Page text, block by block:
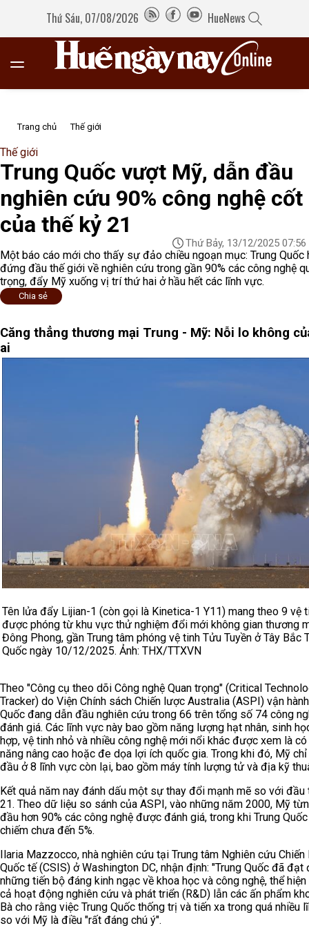
Thứ Sáu, 07/08/2026 HueNews
Trang chủ Thế giới
Thế giới
Trung Quốc vượt Mỹ, dẫn đầu
nghiên cứu 90% công nghệ
của thế kỷ 21
Thứ Bảy, 13/12/2025 07:56
Một báo cáo mới cho thấy sự đảo chiều ngoạn mục: Trung Quốc
đứng đầu thế giới về nghiên cứu trong gần 90% các công nghệ
trọng, đẩy Mỹ xuống vị trí thứ hai ở hầu hết các lĩnh vực.
Chia sẻ
Căng thẳng thương mại Trung - Mỹ: Nỗi lo không
ai
Tên lửa đẩy Lijian-1 (còn gọi là Kinetica-1 Y11) mang theo 9 vệ
được phóng từ khu vực thử nghiệm đổi mới không gian thương
Đông Phong, gần Trung tâm phóng vệ tinh Tửu Tuyền ở Tây Bắc
Quốc ngày 10/12/2025. Ảnh: THX/TTXVN
Theo "Công cụ theo dõi Công nghệ Quan trọng" (Critical
Tracker) do Viện Chính sách Chiến lược Australia (ASPI) vận
Quốc đang dẫn đầu nghiên cứu trong 66 trên tổng số 74 công
đánh giá. Các lĩnh vực này bao gồm năng lượng hạt nhân, sinh
hợp, vệ tinh nhỏ và nhiều công nghệ mới nổi khác được xem là
năng nâng cao hoặc đe dọa lợi ích quốc gia. Trong khi đó, Mỹ
đầu ở 8 lĩnh vực còn lại, bao gồm máy tính lượng tử và địa kỹ
Kết quả năm nay đánh dấu một sự thay đổi mạnh mẽ so với đầu
21. Theo dữ liệu so sánh của ASPI, vào những năm 2000, Mỹ
đầu hơn 90% các công nghệ được đánh giá, trong khi Trung
chiếm chưa đến 5%.
Ilaria Mazzocco, nhà nghiên cứu tại Trung tâm Nghiên cứu
Quốc tế (CSIS) ở Washington DC, nhận định: "Trung Quốc đã đạt
những tiến bộ đáng kinh ngạc về khoa học và công nghệ, thể hiện
cả hoạt động nghiên cứu và phát triển (R&D) lẫn các ấn phẩm
Bà cho rằng việc Trung Quốc thống trị và tiến xa trong quá nhiều
so với Mỹ là điều "rất đáng chú ý".